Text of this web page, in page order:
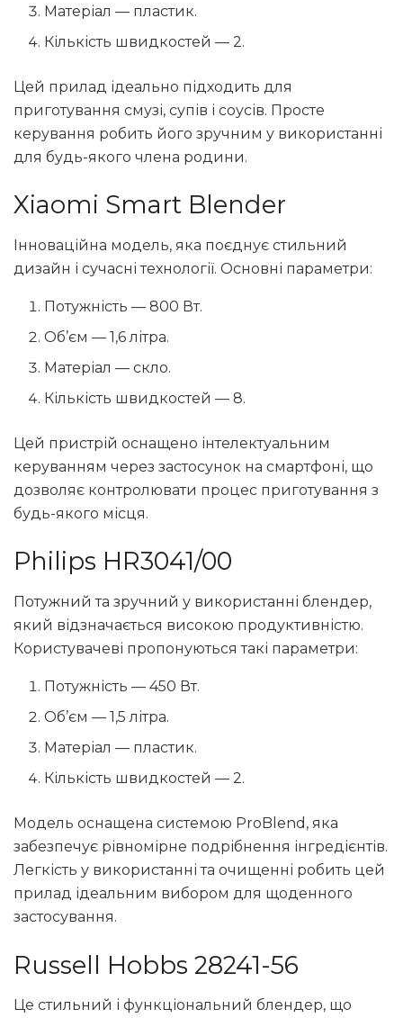
Матеріал — пластик.
Кількість швидкостей — 2.
Цей прилад ідеально підходить для
приготування смузі, супів і соусів. Просте
керування робить його зручним у використанні
для будь-якого члена родини.
Xiaomi Smart Blender
Інноваційна модель, яка поєднує стильний
дизайн і сучасні технології. Основні параметри:
Потужність — 800 Вт.
Об’єм — 1,6 літра.
Матеріал — скло.
Кількість швидкостей — 8.
Цей пристрій оснащено інтелектуальним
керуванням через застосунок на смартфоні, що
дозволяє контролювати процес приготування з
будь-якого місця.
Philips HR3041/00
Потужний та зручний у використанні блендер,
який відзначається високою продуктивністю.
Користувачеві пропонуються такі параметри:
Потужність — 450 Вт.
Об’єм — 1,5 літра.
Матеріал — пластик.
Кількість швидкостей — 2.
Модель оснащена системою ProBlend, яка
забезпечує рівномірне подрібнення інгредієнтів.
Легкість у використанні та очищенні робить цей
прилад ідеальним вибором для щоденного
застосування.
Russell Hobbs 28241-56
Це стильний і функціональний блендер, що